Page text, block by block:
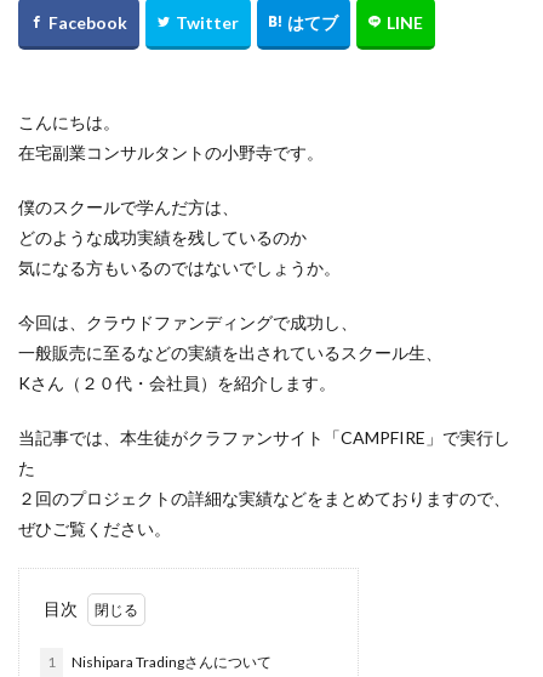
こんにちは。
在宅副業コンサルタントの小野寺です。
僕のスクールで学んだ方は、
どのような成功実績を残しているのか
気になる方もいるのではないでしょうか。
今回は、クラウドファンディングで成功し、
一般販売に至るなどの実績を出されているスクール生、
Kさん（２０代・会社員）を紹介します。
当記事では、本生徒がクラファンサイト「CAMPFIRE」で実行し
た
２回のプロジェクトの詳細な実績などをまとめておりますので、
ぜひご覧ください。
目次
1 Nishipara Tradingさんについて